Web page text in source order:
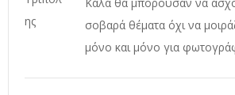
σοβαρά θέματα όχι να
μόνο και μόνο για